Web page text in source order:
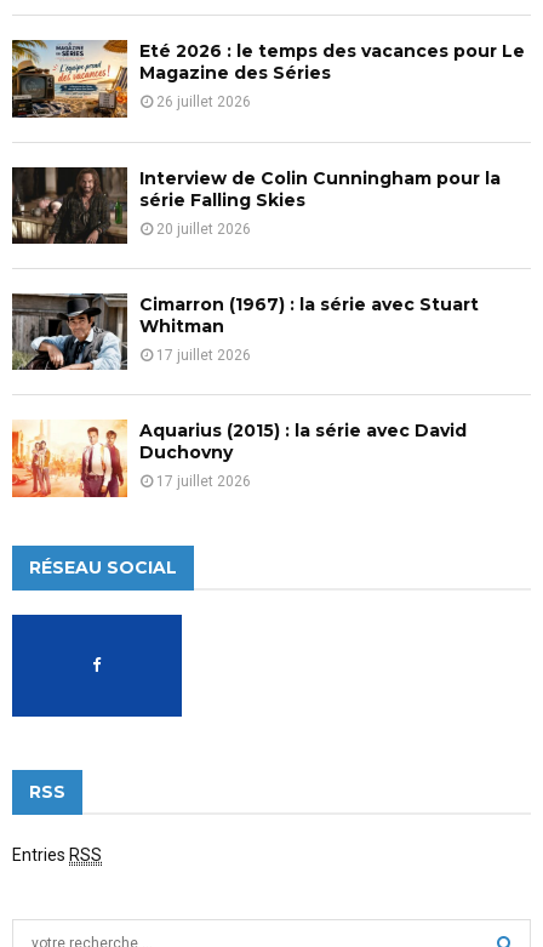
C
H
Eté 2026 : le temps des vacances pour Le
Magazine des Séries
26 juillet 2026
Interview de Colin Cunningham pour la
série Falling Skies
20 juillet 2026
Cimarron (1967) : la série avec Stuart
Whitman
17 juillet 2026
Aquarius (2015) : la série avec David
Duchovny
17 juillet 2026
RÉSEAU SOCIAL
RSS
Entries RSS